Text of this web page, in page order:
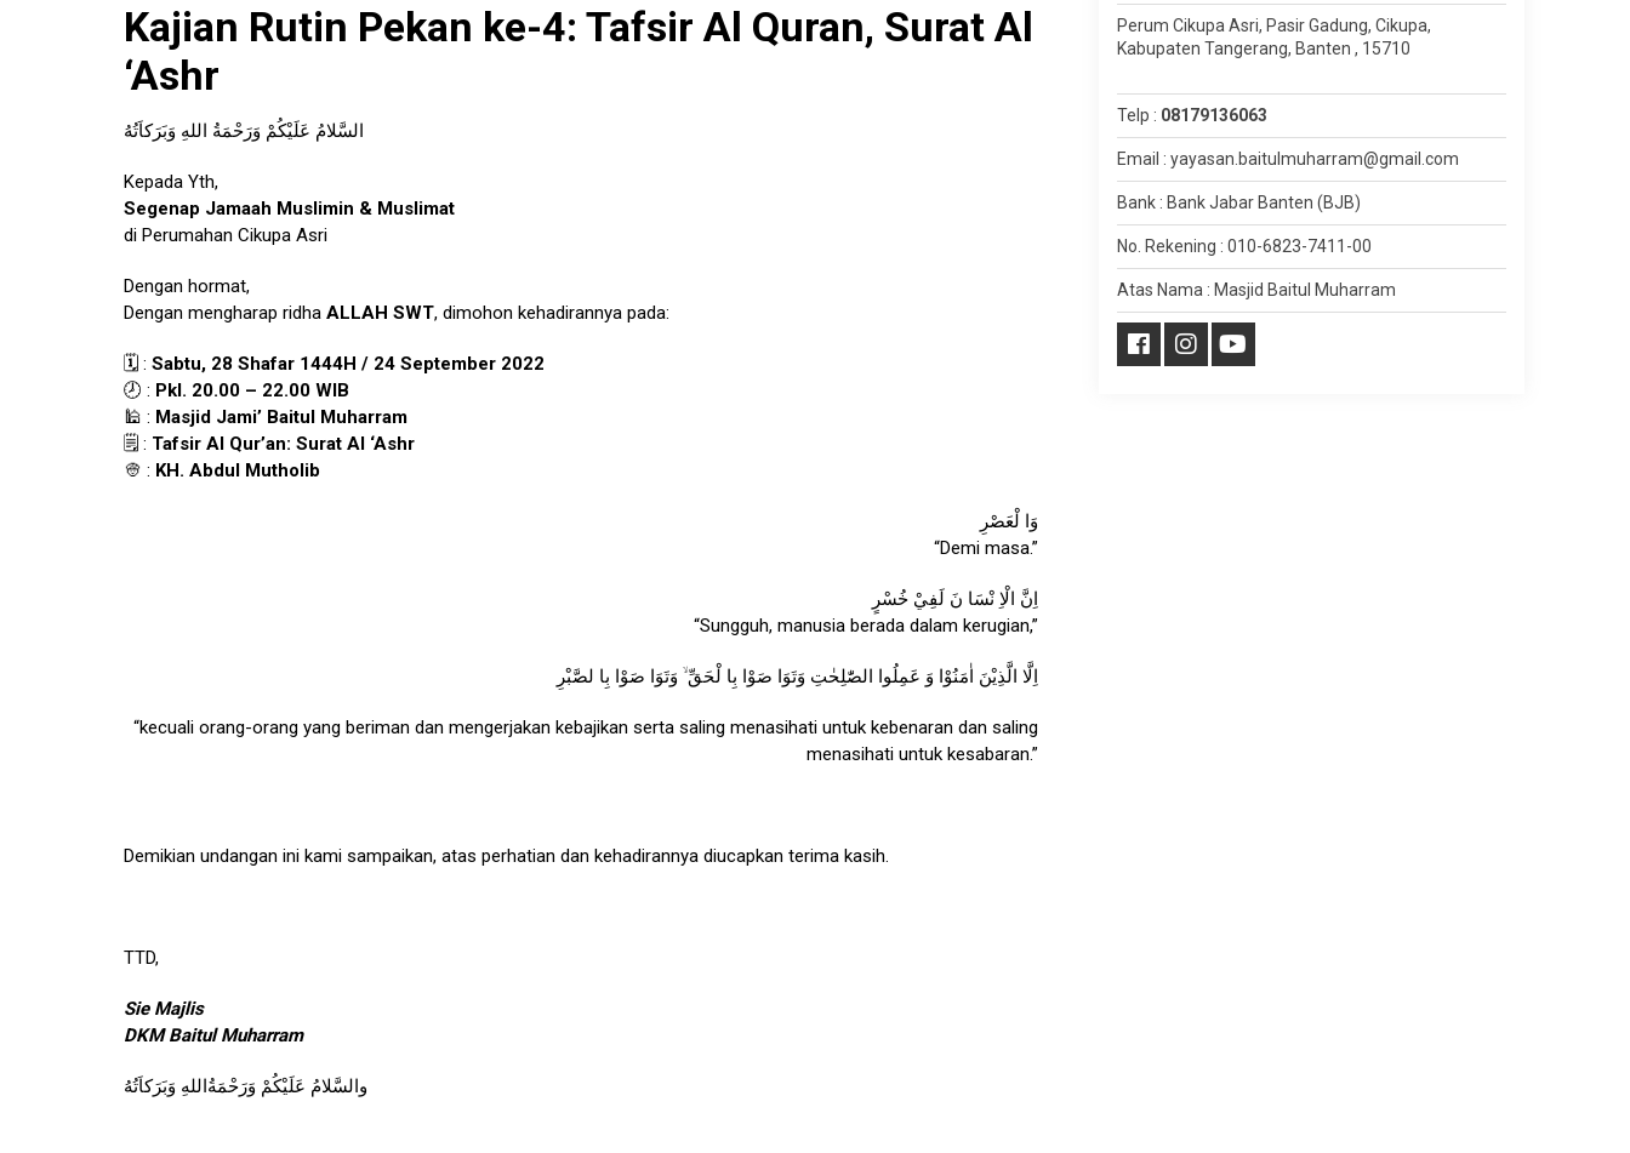
Kajian Rutin Pekan ke-4: Tafsir Al Quran, Surat Al
‘Ashr
السَّلامُ عَلَيْكُمْ وَرَحْمَةُ اللهِ وَبَرَكاَتُهُ
Kepada Yth,
Segenap Jamaah Muslimin & Muslimat
di Perumahan Cikupa Asri
Dengan hormat,
Dengan mengharap ridha ALLAH SWT, dimohon kehadirannya pada:
🗓️ : Sabtu, 28 Shafar 1444H / 24 September 2022
🕗 : Pkl. 20.00 – 22.00 WIB
🕌 : Masjid Jami’ Baitul Muharram
🗒️ : Tafsir Al Qur’an: Surat Al ‘Ashr
👳‍ : KH. Abdul Mutholib
وَا لْعَصْرِ
“Demi masa.”
اِنَّ الْاِ نْسَا نَ لَفِيْ خُسْرٍ
“Sungguh, manusia berada dalam kerugian,”
اِلَّا الَّذِيْنَ اٰمَنُوْا وَ عَمِلُوا الصّٰلِحٰتِ وَتَوَا صَوْا بِا لْحَقِّ ۙ وَتَوَا صَوْا بِا لصَّبْرِ
“kecuali orang-orang yang beriman dan mengerjakan kebajikan serta saling menasihati untuk kebenaran dan saling
menasihati untuk kesabaran.”
Demikian undangan ini kami sampaikan, atas perhatian dan kehadirannya diucapkan terima kasih.
TTD,
Sie Majlis
DKM Baitul Muharram
والسَّلامُ عَلَيْكُمْ وَرَحْمَةُاللهِ وَبَرَكاَتُهُ
Perum Cikupa Asri, Pasir Gadung, Cikupa,
Kabupaten Tangerang, Banten , 15710
Telp : 08179136063
Email : yayasan.baitulmuharram@gmail.com
Bank : Bank Jabar Banten (BJB)
No. Rekening : 010-6823-7411-00
Atas Nama : Masjid Baitul Muharram